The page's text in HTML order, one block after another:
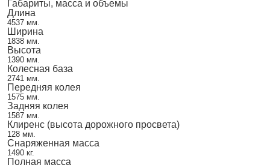
Габариты, масса и объемы
Длина
4537 мм.
Ширина
1838 мм.
Высота
1390 мм.
Колесная база
2741 мм.
Передняя колея
1575 мм.
Задняя колея
1587 мм.
Клиренс (высота дорожного просвета)
128 мм.
Снаряженная масса
1490 кг.
Полная масса